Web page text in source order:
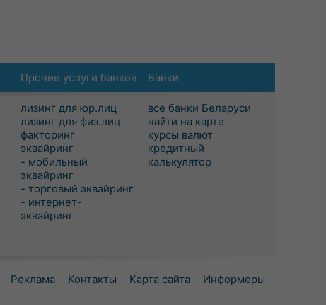
Прочие услуги банков
лизинг для юр.лиц
лизинг для физ.лиц
факторинг
эквайринг
- мобильный
эквайринг
- торговый эквайринг
- интернет-
эквайринг
Банки
все банки Беларуси
найти на карте
курсы валют
кредитный
калькулятор
Реклама Контакты Карта сайта Информеры